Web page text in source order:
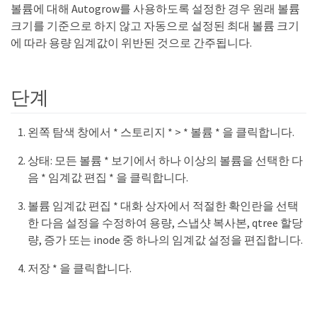
볼륨에 대해 Autogrow를 사용하도록 설정한 경우 원래 볼륨
크기를 기준으로 하지 않고 자동으로 설정된 최대 볼륨 크기
에 따라 용량 임계값이 위반된 것으로 간주됩니다.
단계
왼쪽 탐색 창에서 * 스토리지 * > * 볼륨 * 을 클릭합니다.
상태: 모든 볼륨 * 보기에서 하나 이상의 볼륨을 선택한 다
음 * 임계값 편집 * 을 클릭합니다.
볼륨 임계값 편집 * 대화 상자에서 적절한 확인란을 선택
한 다음 설정을 수정하여 용량, 스냅샷 복사본, qtree 할당
량, 증가 또는 inode 중 하나의 임계값 설정을 편집합니다.
저장 * 을 클릭합니다.